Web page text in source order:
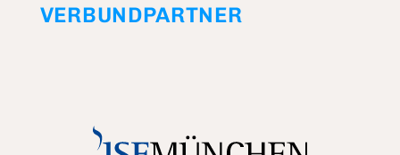
VERBUNDPARTNER